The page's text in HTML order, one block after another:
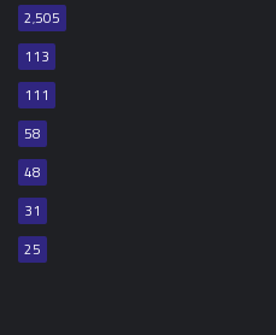
2٬505
113
111
58
48
31
25